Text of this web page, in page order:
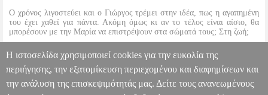
Ο χρόνος λιγοστεύει και ο Γιώργος τρέμει στην ιδέα, πως η αγαπημένη
του έχει χαθεί για πάντα. Ακόμη όμως κι αν το τέλος είναι αίσιο, θα
μπορέσουν με την Μαρία να επιστρέψουν στα σώματά τους; Στη ζωή;
Η μοίρα του Βίλβετ και του ανθρώπινου γένους θα σφραγιστεί με το
τελευταίο κλειδί, τη Φαντασία.
ΤΟ ΔΕΝΤΡΟ ΤΟΥ ΑΡΑΥ Γ ΦΑΝΤΑΣΙΑ BKS.0087585
Η ιστοσελίδα χρησιμοποιεί cookies για την ευκολία της
περιήγησης, την εξατομίκευση περιεχομένου και διαφημίσεων και
την ανάλυση της επισκεψιμότητάς μας. Δείτε τους ανανεωμένους